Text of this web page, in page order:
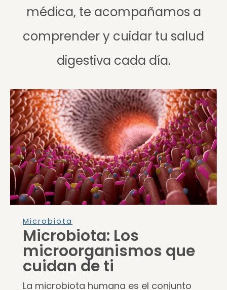
médica, te acompañamos a
comprender y cuidar tu salud
digestiva cada día.
Microbiota
Microbiota: Los
microorganismos que
cuidan de ti
La microbiota humana es el conjunto